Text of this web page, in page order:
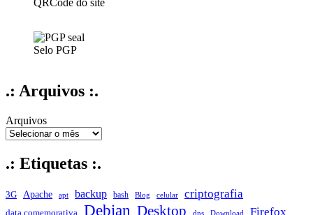
QRCode do site
Selo PGP
.: Arquivos :.
Arquivos
.: Etiquetas :.
3G Apache apt backup bash Blog celular criptografia
data comemorativa Debian Desktop dns Download Firefox